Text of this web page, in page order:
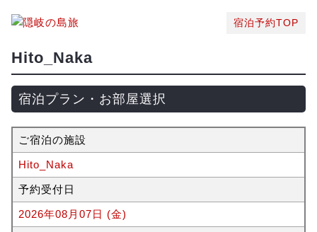
宿泊予約TOP
Hito_Naka
宿泊プラン・お部屋選択
ご宿泊の施設
Hito_Naka
予約受付日
2026年08月07日 (金)